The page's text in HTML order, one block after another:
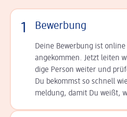
1 Bewerbung
Deine Bewerbung ist
angekommen. Jetzt leiten
dige Person weiter und
Du bekommst so schnell
meldung, damit Du weißt,